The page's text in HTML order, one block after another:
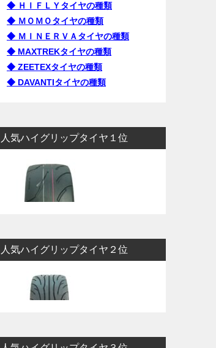
◆ ＨＩＦＬＹタイヤの種類
◆ ＭＯＭＯタイヤの種類
◆ ＭＩＮＥＲＶＡタイヤの種類
◆ MAXTREKタイヤの種類
◆ ZEETEXタイヤの種類
◆ DAVANTIタイヤの種類
人気ハイグリップタイヤ１位
人気ハイグリップタイヤ２位